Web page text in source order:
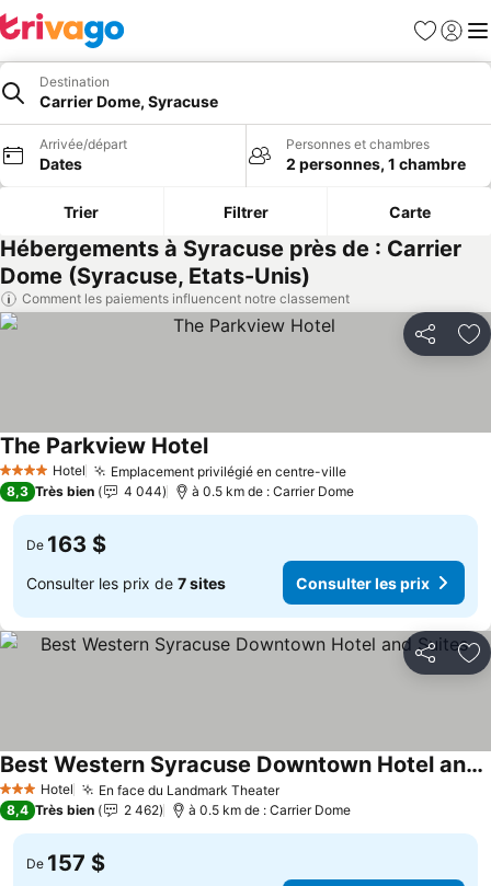
Favoris
Se
Destination
Carrier Dome, Syracuse
Arrivée/départ
Dates
Personnes et chambres
2 personnes, 1 chambre
Trier Filtrer Carte
Hébergements à Syracuse près de : Carrier
Dome (Syracuse, Etats-Unis)
Comment les paiements influencent notre classement
Partager
4 Étoiles Hotel Emplacement privilégié en centre-villeConsulter les prix
The Parkview HotelConsulter les prix
8,3 Très bien 4 044 à 0.5 km de : Carrier Dome
De 163 $
Consulter les prix de 7 sites Consulter les prix
Partager
3 ÉtoilesHotel En face du Landmark TheaterConsulter les prix
Best Western Syracuse Downtown Hotel and Suites
Consulter les prix
8,4 Très bien 2 462 à 0.5 km de : Carrier Dome
De 157 $